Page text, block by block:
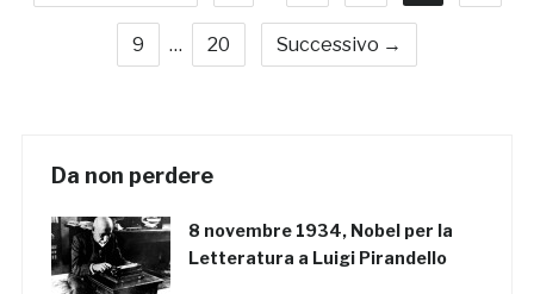
9 … 20 Successivo →
Da non perdere
8 novembre 1934, Nobel per la
Letteratura a Luigi Pirandello